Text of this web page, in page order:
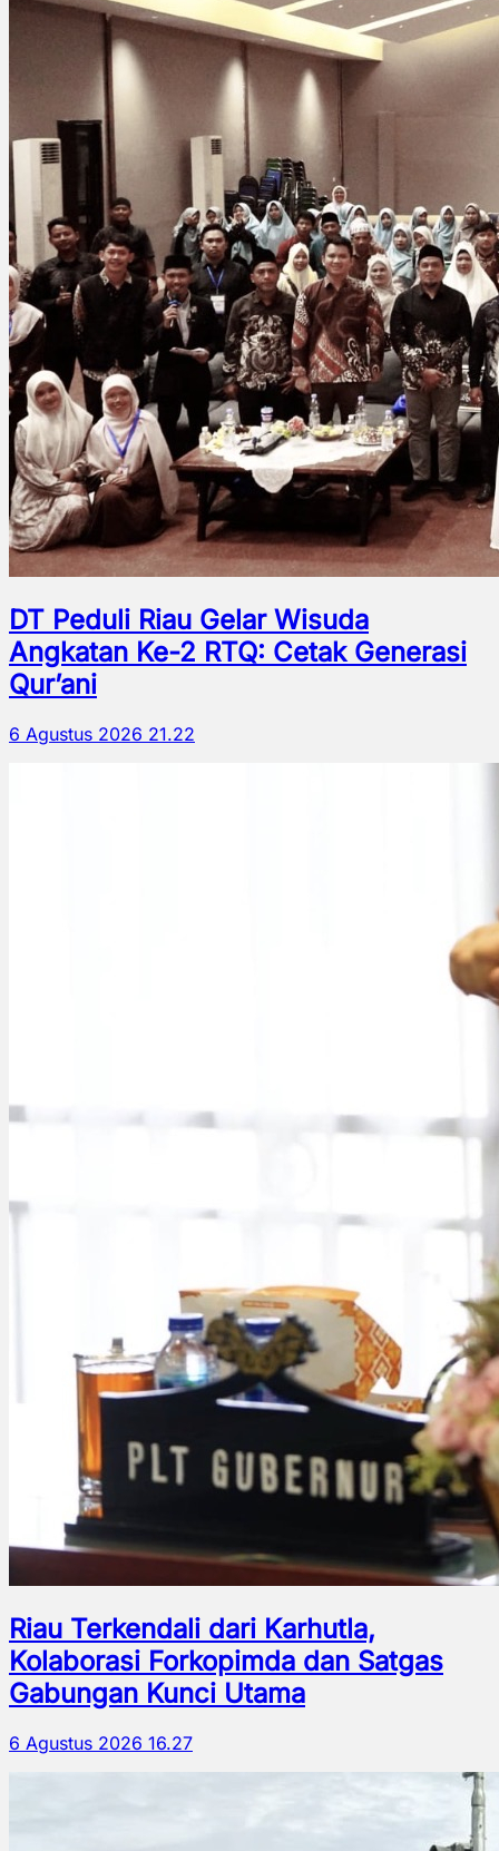
DT Peduli Riau Gelar Wisuda
Angkatan Ke-2 RTQ: Cetak Generasi
Qur’ani
6 Agustus 2026 21.22
Riau Terkendali dari Karhutla,
Kolaborasi Forkopimda dan Satgas
Gabungan Kunci Utama
6 Agustus 2026 16.27